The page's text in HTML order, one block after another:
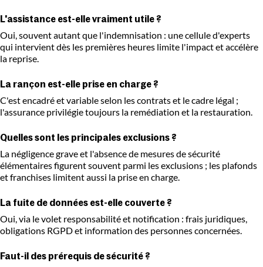
L'assistance est-elle vraiment utile ?
Oui, souvent autant que l'indemnisation : une cellule d'experts
qui intervient dès les premières heures limite l'impact et accélère
la reprise.
La rançon est-elle prise en charge ?
C'est encadré et variable selon les contrats et le cadre légal ;
l'assurance privilégie toujours la remédiation et la restauration.
Quelles sont les principales exclusions ?
La négligence grave et l'absence de mesures de sécurité
élémentaires figurent souvent parmi les exclusions ; les plafonds
et franchises limitent aussi la prise en charge.
La fuite de données est-elle couverte ?
Oui, via le volet responsabilité et notification : frais juridiques,
obligations RGPD et information des personnes concernées.
Faut-il des prérequis de sécurité ?